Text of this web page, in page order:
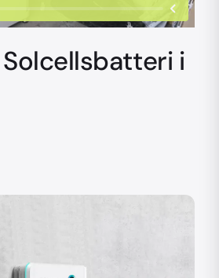
i